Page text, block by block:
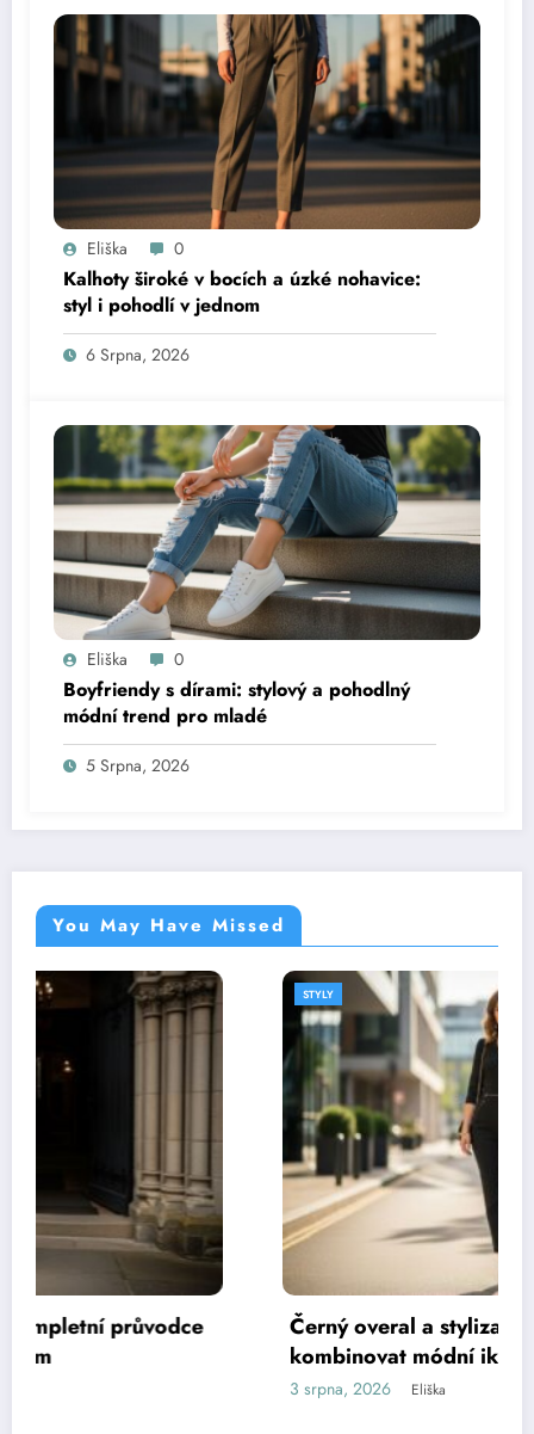
Eliška 0
Kalhoty široké v bocích a úzké nohavice:
styl i pohodlí v jednom
6 Srpna, 2026
Eliška 0
Boyfriendy s dírami: stylový a pohodlný
módní trend pro mladé
5 Srpna, 2026
You May Have Missed
Černý overal a stylizace: Jak nosit a
kombinovat módní ikonu